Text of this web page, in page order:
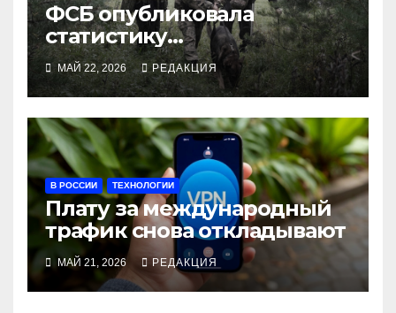
ФСБ опубликовала
статистику
предотвращений
МАЙ 22, 2026 РЕДАКЦИЯ
В РОССИИ ТЕХНОЛОГИИ
Плату за международный
трафик снова откладывают
МАЙ 21, 2026 РЕДАКЦИЯ